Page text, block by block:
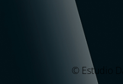
© Estudio